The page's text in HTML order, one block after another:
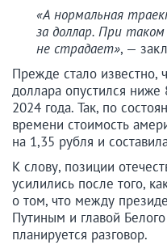
«А нормальная
за доллар. При
не страдает», —
Прежде стало известно,
доллара опустился
2024 года. Так, по
времени стоимость
на 1,35 рубля и
К слову, позиции
усилились после того,
о том, что между
Путиным и главой
планируется разговор.